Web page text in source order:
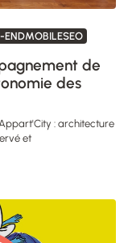
ENDMOBILESEO
de
des
: architecture
et